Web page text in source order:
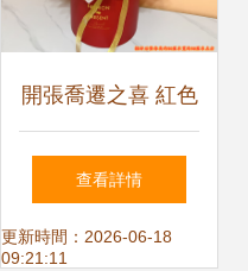
開張喬遷之喜 紅色
抱抱桶麥穗花籃，
寓意大麥興旺的別
查看詳情
更新時間：2026-06-18
09:21:11